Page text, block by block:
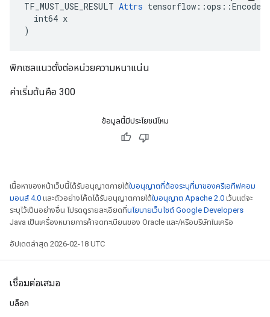
TF_MUST_USE_RESULT Attrs
  int64 x
)
พิกเซลแนวตั้งต่อหน่วยความหนาแน่น
ค่าเริ่มต้นคือ 300
ข้อมูลนี้มีประโยชน์ไหม
เนื้อหาของหน้าเว็บนี้ได้รับอนุญาตภายใต้ใบอนุญาตที่ต้องระบุที่มาของครีเอทีฟคอม
มอนส์ 4.0 และตัวอย่างโค้ดได้รับอนุญาตภายใต้ใบอนุญาต Apache 2.0 เว้นแต่จะ
ระบุไว้เป็นอย่างอื่น โปรดดูรายละเอียดที่นโยบายเว็บไซต์ Google Developers
Java เป็นเครื่องหมายการค้าจดทะเบียนของ Oracle และ/หรือบริษัทในเครือ
อัปเดตล่าสุด 2026-02-18 UTC
เชื่อมต่อเสมอ
บล็อก